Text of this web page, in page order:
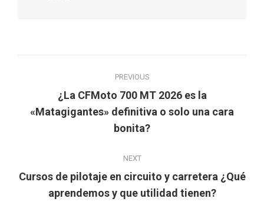
navigation
PREVIOUS
Previous
post:
¿La CFMoto 700 MT 2026 es la
«Matagigantes» definitiva o solo una cara
bonita?
NEXT
Next
post:
Cursos de pilotaje en circuito y carretera ¿Qué
aprendemos y que utilidad tienen?